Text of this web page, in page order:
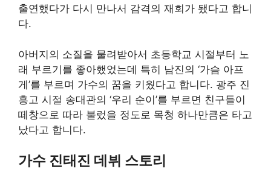
출연했다가 다시 만나서 감격의 재회가 됐다고 합니
다.
아버지의 소질을 물려받아서 초등학교 시절부터 노
래 부르기를 좋아했었는데 특히 남진의 ‘가슴 아프
게’를 부르며 가수의 꿈을 키웠다고 합니다. 광주 진
흥고 시절 송대관의 ‘우리 순이’를 부르면 친구들이
떼창으로 따라 불렀을 정도로 목청 하나만큼은 타고
났다고 합니다.
가수 진태진 데뷔 스토리